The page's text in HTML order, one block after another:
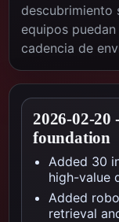
descubrimiento
equipos
cadencia de
2026-02-20
foundation
Added 30
high-value
Added
retrieval